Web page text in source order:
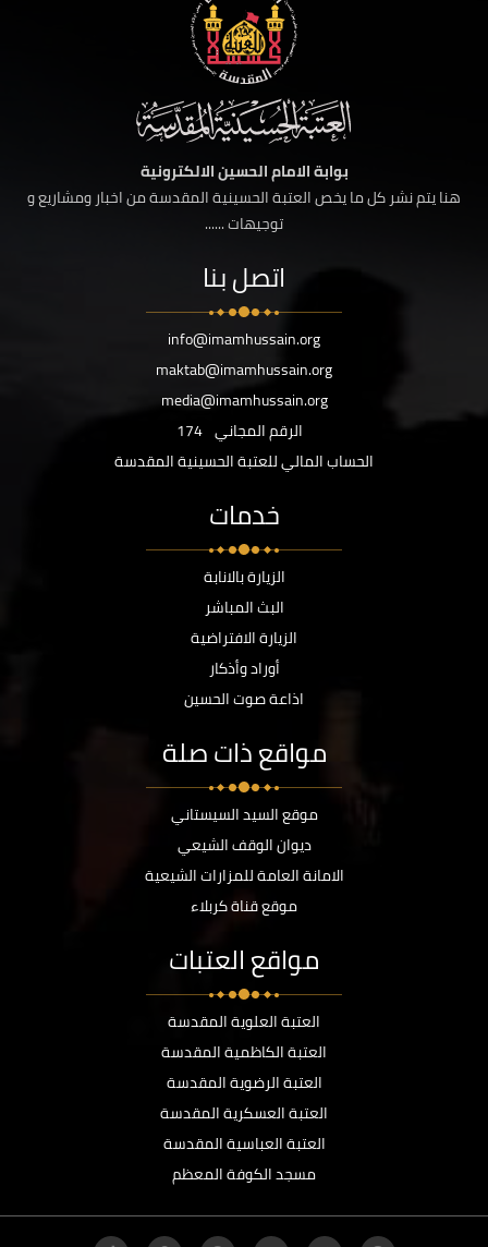
بوابة الامام الحسين الالكترونية
هنا يتم نشر كل ما يخص العتبة الحسينية المقدسة من اخبار ومشاريع و
توجيهات ......
اتصل بنا
info@imamhussain.org
maktab@imamhussain.org
media@imamhussain.org
الرقم المجاني 174
الحساب المالي للعتبة الحسينية المقدسة
خدمات
الزيارة بالانابة
البث المباشر
الزيارة الافتراضية
أوراد وأذكار
اذاعة صوت الحسين
مواقع ذات صلة
موقع السيد السيستاني
ديوان الوقف الشيعي
الامانة العامة للمزارات الشيعية
موقع قناة كربلاء
مواقع العتبات
العتبة العلوية المقدسة
العتبة الكاظمية المقدسة
العتبة الرضوية المقدسة
العتبة العسكرية المقدسة
العتبة العباسية المقدسة
مسجد الكوفة المعظم